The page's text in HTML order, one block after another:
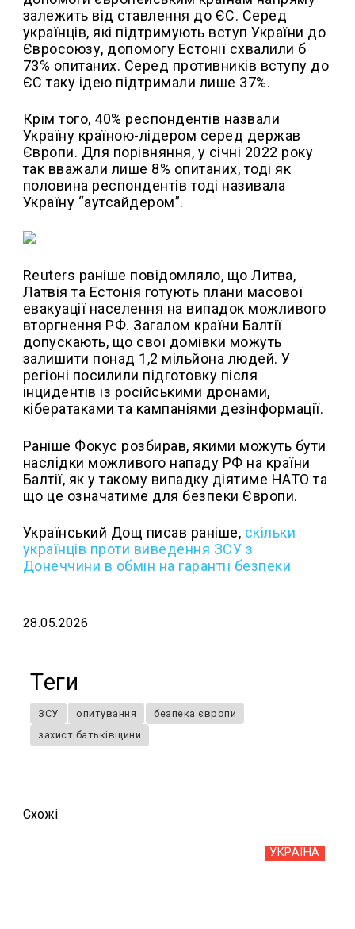
залежить від ставлення до ЄС. Серед
українців, які підтримують вступ України до
Євросоюзу, допомогу Естонії схвалили б
73% опитаних. Серед противників вступу до
ЄС таку ідею підтримали лише 37%.
Крім того, 40% респондентів назвали
Україну країною-лідером серед держав
Європи. Для порівняння, у січні 2022 року
так вважали лише 8% опитаних, тоді як
половина респондентів тоді називала
Україну “аутсайдером”.
Reuters раніше повідомляло, що Литва,
Латвія та Естонія готують плани масової
евакуації населення на випадок можливого
вторгнення РФ. Загалом країни Балтії
допускають, що свої домівки можуть
залишити понад 1,2 мільйона людей. У
регіоні посилили підготовку після
інцидентів із російськими дронами,
кібератаками та кампаніями дезінформації.
Раніше Фокус розбирав, якими можуть бути
наслідки можливого нападу РФ на країни
Балтії, як у такому випадку діятиме НАТО та
що це означатиме для безпеки Європи.
Український Дощ писав раніше, скільки
українців проти виведення ЗСУ з
Донеччини в обмін на гарантії безпеки
28.05.2026
Теги
ЗСУ опитування
безпека європи
захист батьківщини
Схожi
УКРАЇНА